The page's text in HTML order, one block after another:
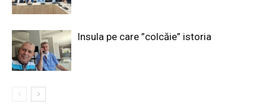
Insula pe care ”colcăie” istoria